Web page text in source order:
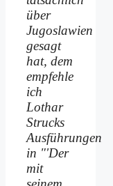
über
Jugoslawien
gesagt
hat, dem
empfehle
ich
Lothar
Strucks
Ausführungen
in "'Der
mit